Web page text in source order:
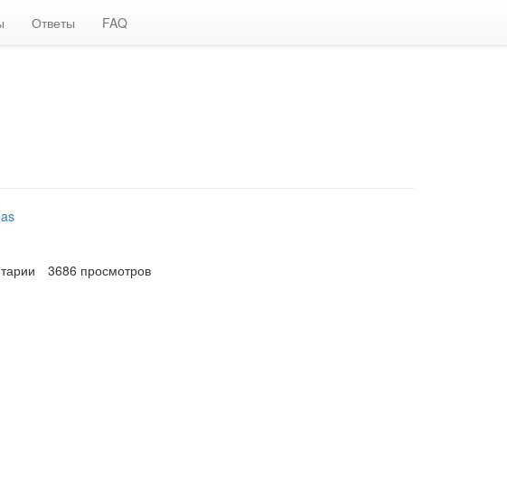
Ответы FAQ
3686 просмотров